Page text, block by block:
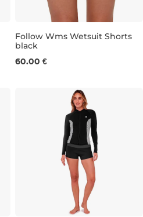
S M
Follow Wms Wetsuit Shorts
black
60.00 €